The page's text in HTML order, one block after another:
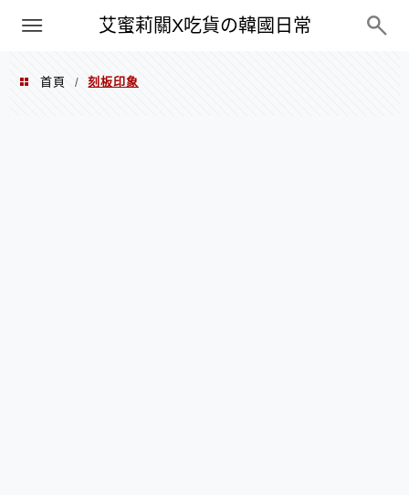
艾蜜莉關X吃貨の韓國日常
PXN
首頁 / 刻板印象